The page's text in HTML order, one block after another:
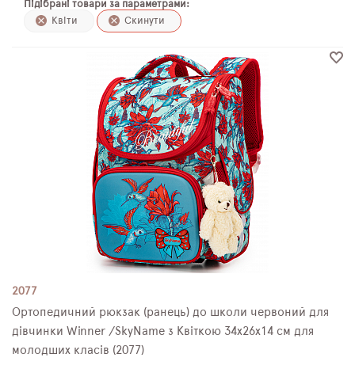
ПЛЯШКИ ДЛЯ ВОДИ
SCHOOL STANDARD
Підібрані товари за параметрами:
Квіти
Скинути
2077
Ортопедичний рюкзак (ранець) до школи червоний для
дівчинки Winner /SkyName з Квіткою 34х26х14 см для
молодших класів (2077)